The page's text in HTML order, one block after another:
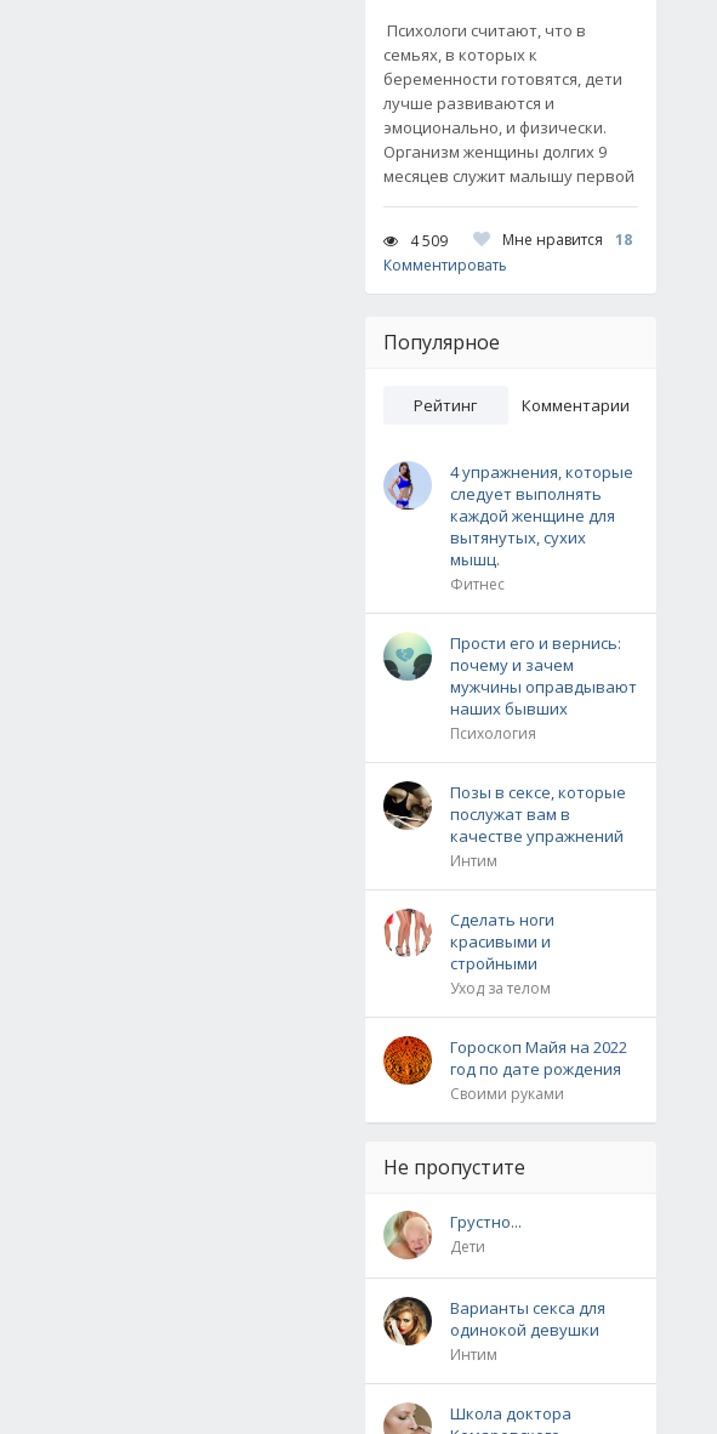
Психологи считают, что в
семьях, в которых к
беременности готовятся, дети
лучше развиваются и
эмоционально, и физически.
Организм женщины долгих 9
месяцев служит малышу первой
4 509 Мне нравится
18
Комментировать
Популярное
Рейтинг Комментарии
4 упражнения, которые
следует выполнять
каждой женщине для
вытянутых, сухих
мышц.
Фитнес
Прости его и вернись:
почему и зачем
мужчины оправдывают
наших бывших
Психология
Позы в сексе, которые
послужат вам в
качестве упражнений
Интим
Сделать ноги
красивыми и
стройными
Уход за телом
Гороскоп Майя на 2022
год по дате рождения
Своими руками
Не пропустите
Грустно...
Дети
Варианты секса для
одинокой девушки
Интим
Школа доктора